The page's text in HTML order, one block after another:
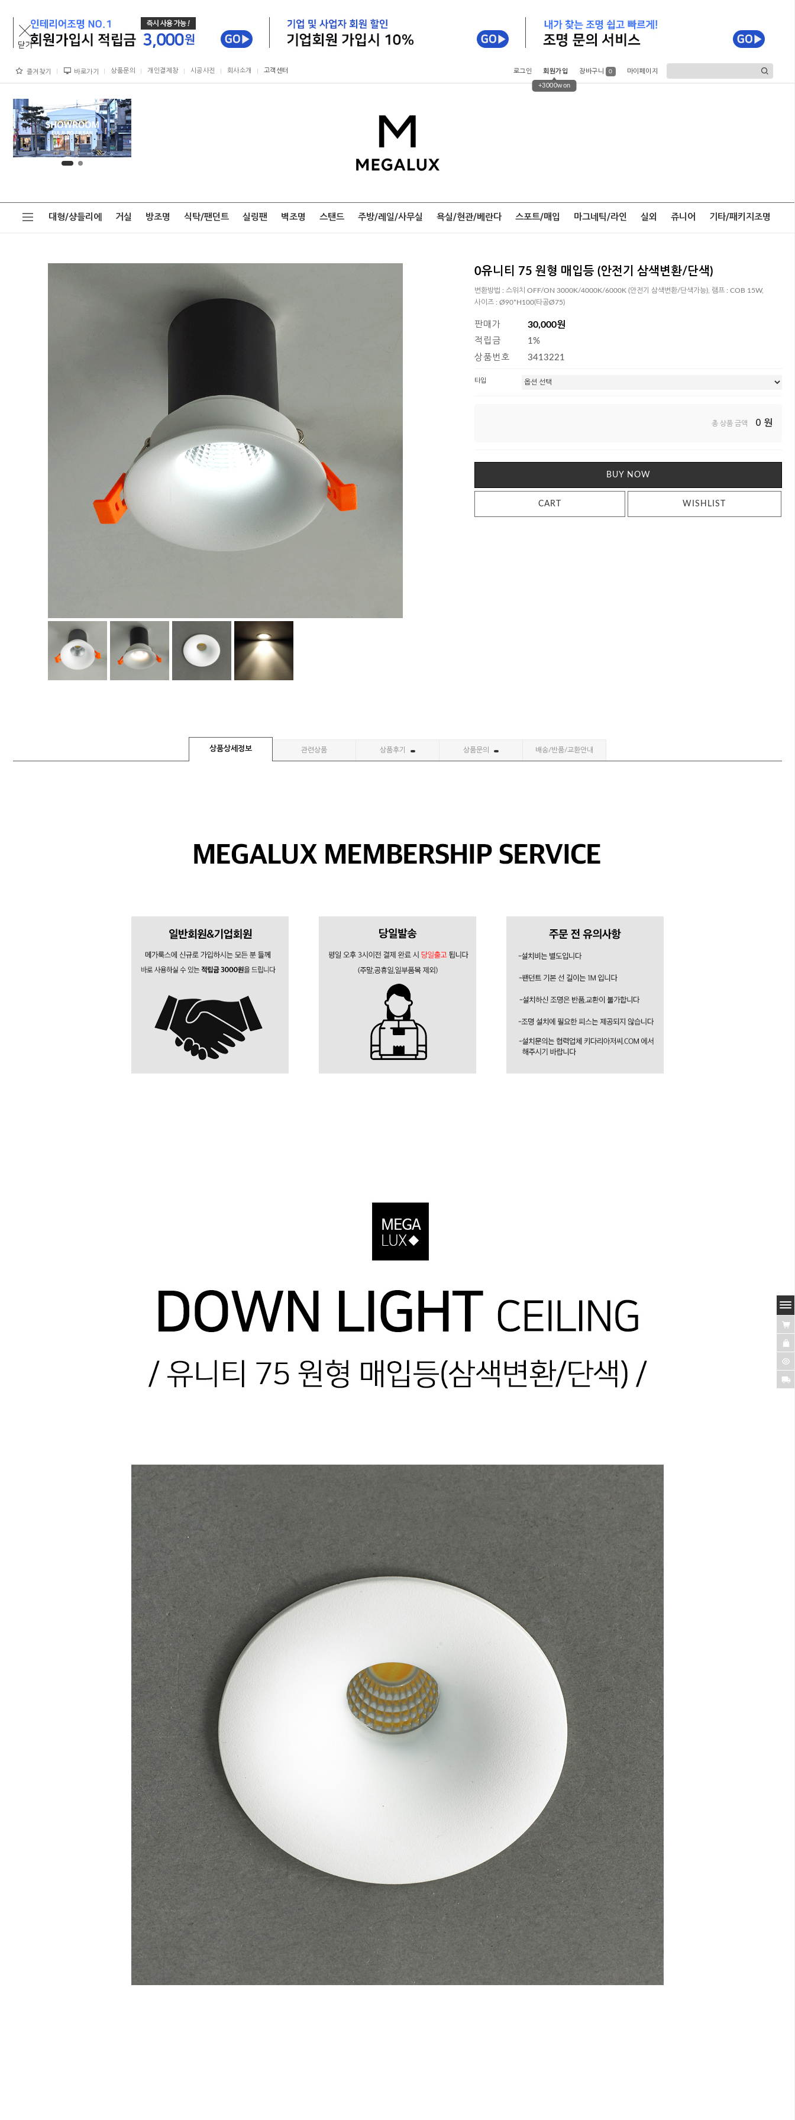
즐겨찾기 바로가기 상품문의 개인결제창 시공사진 회사소개 고객센터 로그인 회원가입
+3000won
장바구니 0 마이페이지
대형/샹들리에 거실 방조명 식탁/팬던트 실링팬 벽조명 스탠드 주방/레일/사무실 욕실/현관/베란다 스포트/매입 마그네틱/라인 실외 쥬니어 기타/패키지조명
0유니티 75 원형 매입등 (안전기 삼색변환/단색)
변환방법 : 스위치 OFF/ON 3000K/4000K/6000K (안전기 삼색변환/단색가능), 램프 : COB 15W,
사이즈 : Ø90*H100(타공Ø75)
판매가 30,000원
적립금
1%
상품번호
3413221
타입
총 상품 금액 0 원
BUY NOW
CART WISHLIST
상품상세정보 관련상품 상품후기 상품문의 배송/반품/교환안내